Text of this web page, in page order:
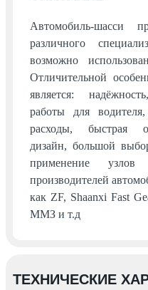
Автомобиль-шасси
различного
возможно
Отличительной
является:
работы для
расходы, быстрая
дизайн, большой
применение
производителей
как ZF, Shaanxi Fast
ММЗ и т.д
ТЕХНИЧЕСКИЕ